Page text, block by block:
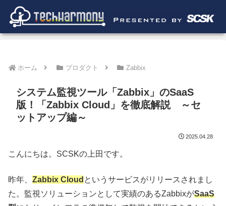
ホーム プロダクト Zabbix
システム監視ツール「Zabbix」のSaaS
版！「Zabbix Cloud」を徹底解説 ～セ
ットアップ編～
2025.04.28
こんにちは。SCSKの上田です。
昨年、 Zabbix Cloud というサービスがリリースされまし
た。監視ソリューションとして実績のあるZabbixがSaaS